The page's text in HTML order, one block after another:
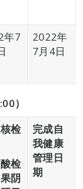
年7
2022年
7月4日
）
检
酸检
阴
完成自
我健康
管理日
期